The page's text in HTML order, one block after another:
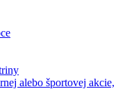
alebo športovej akcie,